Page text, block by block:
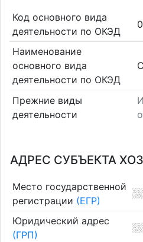
Код основного вида
деятельности по ОКЭД
Наименование
основного вида
деятельности по ОКЭД
Прежние виды
деятельности
АДРЕС СУБЪЕКТА
Место государственной
регистрации (ЕГР)
Юридический адрес
(ГРП)